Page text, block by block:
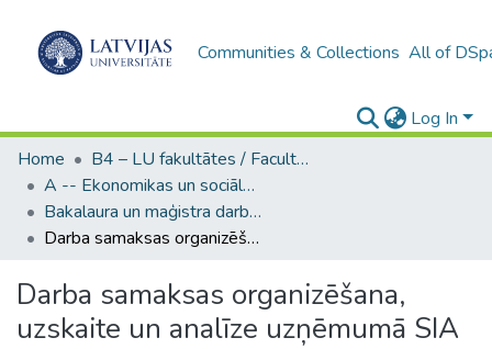
Communities & Collections All of
Log In
Home
B4 – LU fakultātes / Faculties of the UL
A -- Ekonomikas un sociālo zinātņu fakultāte / Faculty of Economics and Social Sciences
Bakalaura un maģistra darbi (ESZF) / Bachelor's and Master's theses
Darba samaksas organizēšana, uzskaite un analīze uzņēmumā SIA "EVA-SAT"
Darba samaksas organizēšana,
uzskaite un analīze uzņēmumā SIA